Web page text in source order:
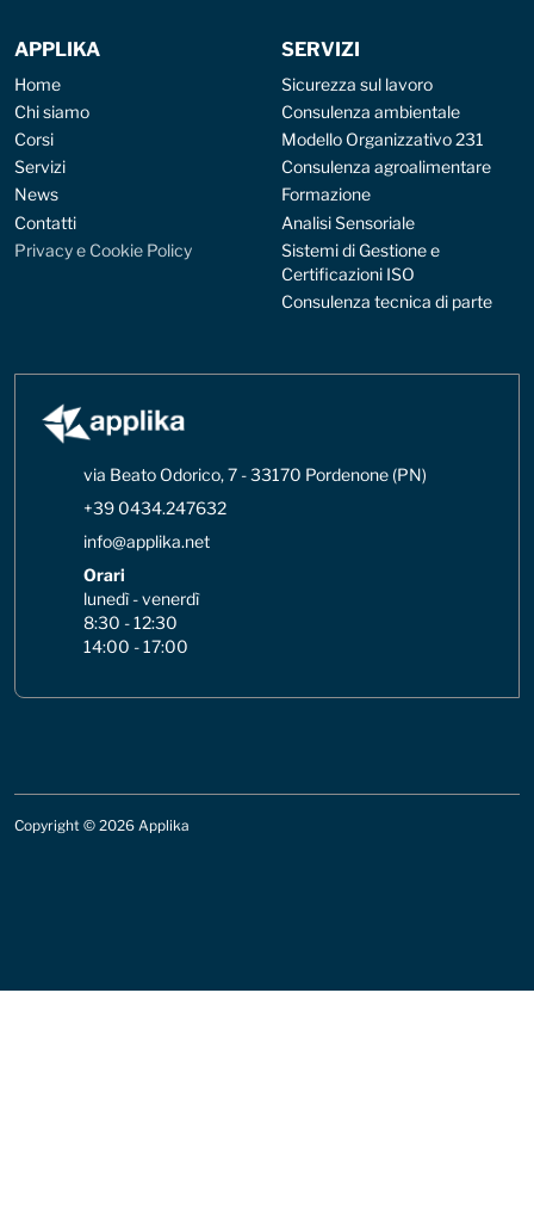
APPLIKA
Home
Chi siamo
Corsi
Servizi
News
Contatti
Privacy e Cookie Policy
SERVIZI
Sicurezza sul lavoro
Consulenza ambientale
Modello Organizzativo 231
Consulenza agroalimentare
Formazione
Analisi Sensoriale
Sistemi di Gestione e
Certificazioni ISO
Consulenza tecnica di parte
via Beato Odorico, 7 - 33170 Pordenone (PN)
+39 0434.247632
info@applika.net
Orari
lunedì - venerdì
8:30 - 12:30
14:00 - 17:00
Copyright © 2026 Applika